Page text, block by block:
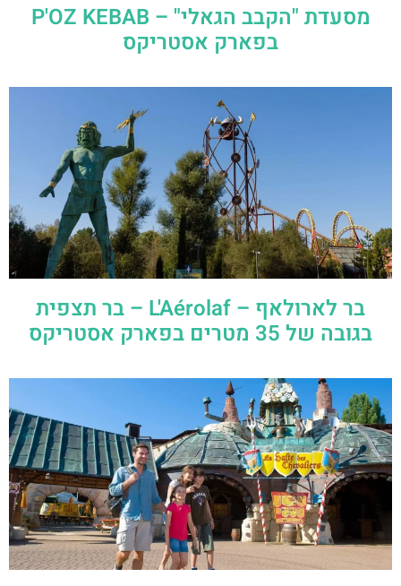
מסעדת "הקבב הגאלי" – P'OZ KEBAB
בפארק אסטריקס
בר לארולאף – L'Aérolaf – בר תצפית
בגובה של 35 מטרים בפארק אסטריקס